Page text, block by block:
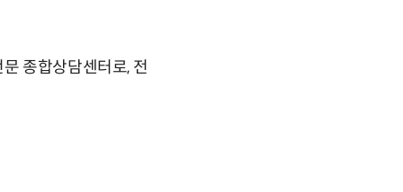
종합상담센터로, 전